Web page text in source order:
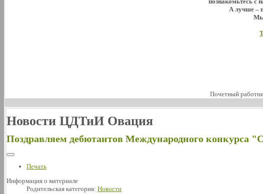
А лучше –
Мы
Почетный
Новости ЦДТиИ Овация
Поздравляем дебютантов Международного конкурса
Печать
Информация о материале
Родительская категория: Новости